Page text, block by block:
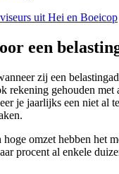
uit Hei en Boeicop
een
zij een
rekening gehouden
je jaarlijks een niet al
hoge omzet hebben het
procent al enkele